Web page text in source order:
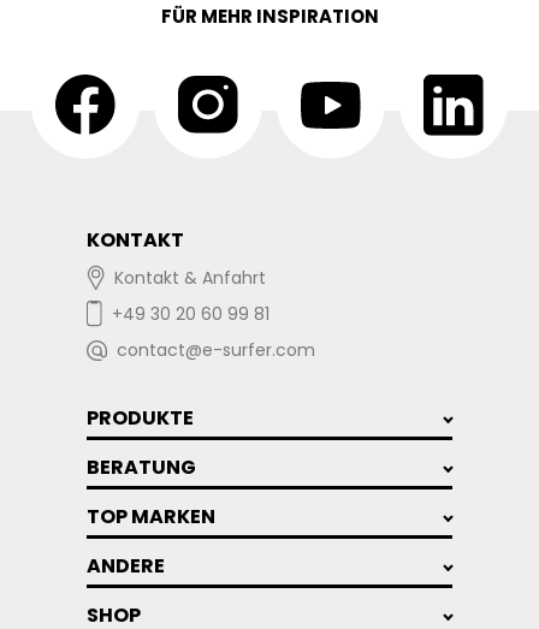
FÜR MEHR INSPIRATION
KONTAKT
Kontakt & Anfahrt
+49 30 20 60 99 81
contact@e-surfer.com
PRODUKTE
BERATUNG
TOP MARKEN
ANDERE
SHOP